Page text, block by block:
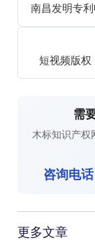
南昌发明专
短视频版权
需
木标知识产权
咨询电话
更多文章